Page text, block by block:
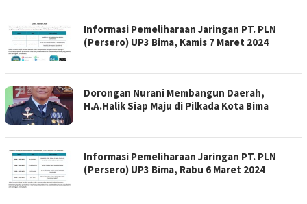
Informasi Pemeliharaan Jaringan PT. PLN
(Persero) UP3 Bima, Kamis 7 Maret 2024
Dorongan Nurani Membangun Daerah,
H.A.Halik Siap Maju di Pilkada Kota Bima
Informasi Pemeliharaan Jaringan PT. PLN
(Persero) UP3 Bima, Rabu 6 Maret 2024